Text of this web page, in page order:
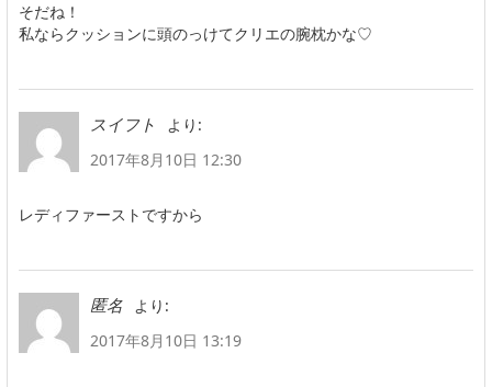
そだね！
私ならクッションに頭のっけてクリエの腕枕かな♡
スイフト
より:
2017年8月10日 12:30
レディファーストですから
匿名
より:
2017年8月10日 13:19